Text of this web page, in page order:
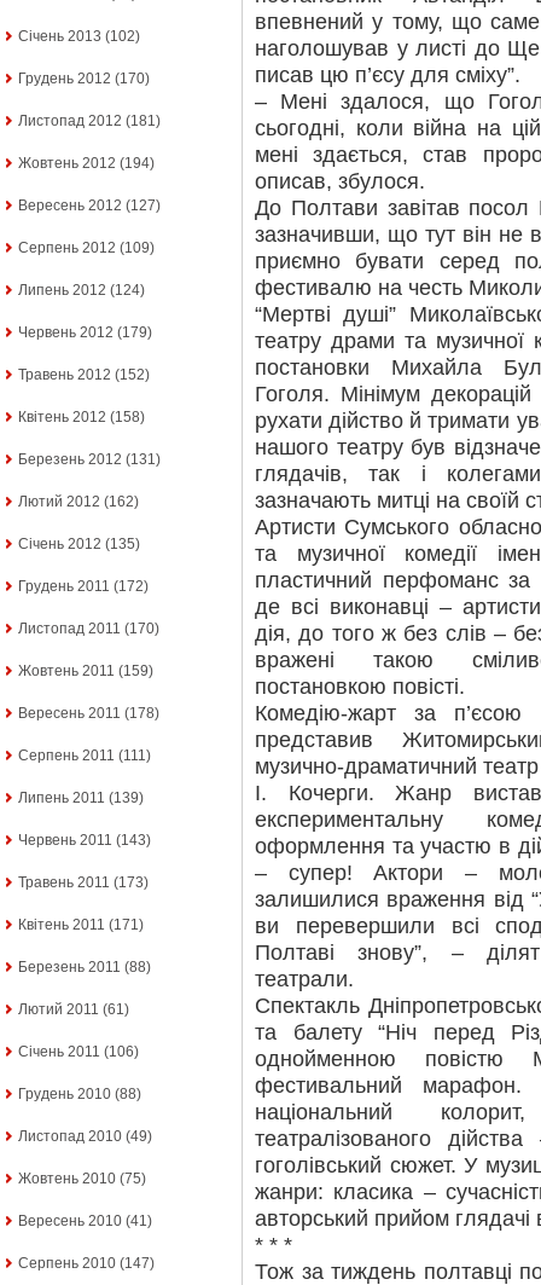
Січень 2013 (102)
Грудень 2012 (170)
Листопад 2012 (181)
Жовтень 2012 (194)
Вересень 2012 (127)
Серпень 2012 (109)
Липень 2012 (124)
Червень 2012 (179)
Травень 2012 (152)
Квітень 2012 (158)
Березень 2012 (131)
Лютий 2012 (162)
Січень 2012 (135)
Грудень 2011 (172)
Листопад 2011 (170)
Жовтень 2011 (159)
Вересень 2011 (178)
Серпень 2011 (111)
Липень 2011 (139)
Червень 2011 (143)
Травень 2011 (173)
Квітень 2011 (171)
Березень 2011 (88)
Лютий 2011 (61)
Січень 2011 (106)
Грудень 2010 (88)
Листопад 2010 (49)
Жовтень 2010 (75)
Вересень 2010 (41)
Серпень 2010 (147)
впевнений у тому, що саме
наголошував у листі до
писав цю п’єсу для сміху”.
– Мені здалося, що
сьогодні, коли війна на
мені здається, став
описав, збулося.
До Полтави завітав посол
зазначивши, що тут він
приємно бувати серед
фестивалю на честь
“Мертві душі”
театру драми та музичної
постановки Михайла
Гоголя. Мінімум
рухати дійство й тримати
нашого театру був
глядачів, так і
зазначають митці на своїй
Артисти Сумського
та музичної комедії
пластичний перфоманс за
де всі виконавці –
дія, до того ж без слів –
вражені такою
постановкою повісті.
Комедію-жарт за п’єсою
представив
музично-драматичний театр
І. Кочерги. Жанр
експериментальну
оформлення та участю в
– супер! Актори –
залишилися враження від
ви перевершили всі
Полтаві знову”, –
театрали.
Спектакль
та балету “Ніч перед
однойменною
фестивальний марафон.
національний
театралізованого
гоголівський сюжет. У
жанри: класика –
авторський прийом
* * *
Тож за тиждень полтавці